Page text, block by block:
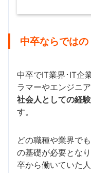
中卒ならでは
中卒でIT業界･IT企
ラマーやエンジニ
社会人としての経験
す。
どの職種や業界で
の基礎が必要とな
卒から働いていた